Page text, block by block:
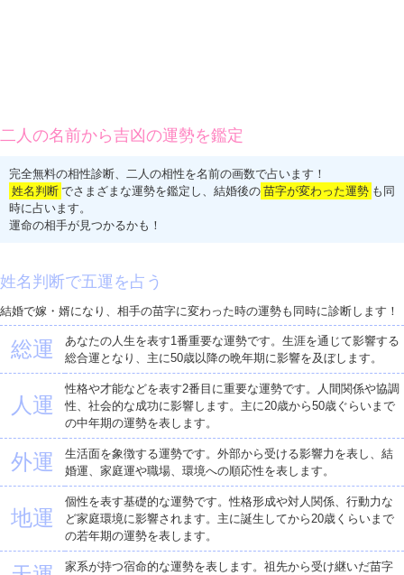
二人の名前から吉凶の運勢を鑑定
完全無料の相性診断、二人の相性を名前の画数で占います！
姓名判断 でさまざまな運勢を鑑定し、結婚後の 苗字が変わった運勢 も同
時に占います。
運命の相手が見つかるかも！
姓名判断で五運を占う
結婚で嫁・婿になり、相手の苗字に変わった時の運勢も同時に診断します！
総運
あなたの人生を表す1番重要な運勢です。生涯を通じて影響する
総合運となり、主に50歳以降の晩年期に影響を及ぼします。
人運
性格や才能などを表す2番目に重要な運勢です。人間関係や協調
性、社会的な成功に影響します。主に20歳から50歳ぐらいまで
の中年期の運勢を表します。
外運
生活面を象徴する運勢です。外部から受ける影響力を表し、結
婚運、家庭運や職場、環境への順応性を表します。
地運
個性を表す基礎的な運勢です。性格形成や対人関係、行動力な
ど家庭環境に影響されます。主に誕生してから20歳くらいまで
の若年期の運勢を表します。
家系が持つ宿命的な運勢を表します。祖先から受け継いだ苗字